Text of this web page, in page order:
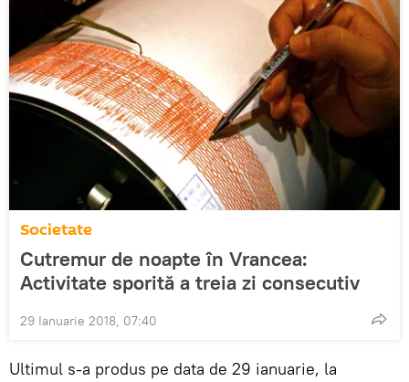
Societate
Cutremur de noapte în Vrancea:
Activitate sporită a treia zi consecutiv
29 Ianuarie 2018, 07:40
Ultimul s-a produs pe data de 29 ianuarie, la